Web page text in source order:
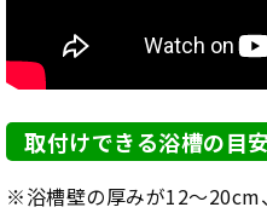
取付けできる浴槽の目安
※浴槽壁の厚みが12～